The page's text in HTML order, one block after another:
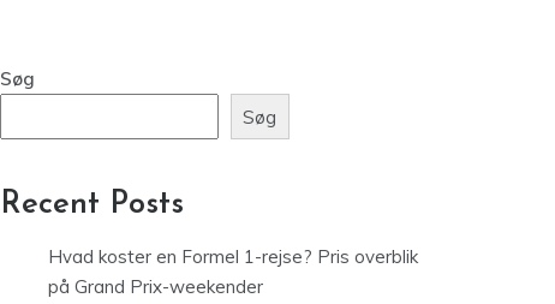
Søg
Søg
Recent Posts
Hvad koster en Formel 1-rejse? Pris overblik
på Grand Prix-weekender